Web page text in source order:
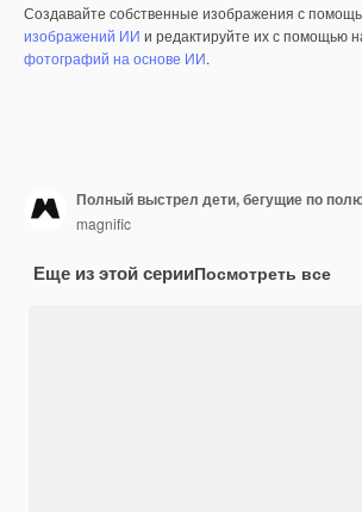
Создавайте собственные изображения с
изображений ИИ и редактируйте их с помощью
фотографий на основе ИИ.
Полный выстрел дети, бегущие по
magnific
Еще из этой серииПосмотреть все